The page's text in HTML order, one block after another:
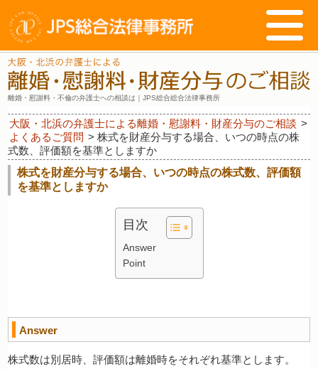
離婚・慰謝料・不倫の弁護士への相談は｜JPS総合総合法律事務所
大阪・北浜の弁護士による離婚・慰謝料・財産分与のご相談 >
よくあるご質問 >株式を財産分与する場合、いつの時点の株
式数、評価額を基準としますか
株式を財産分与する場合、いつの時点の株式数、評価額
を基準としますか
目次
Answer
Point
Answer
株式数は別居時、評価額は離婚時をそれぞれ基準とします。